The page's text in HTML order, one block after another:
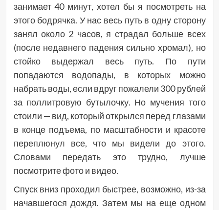
занимает 40 минут, хотел бы я посмотреть на
этого бодрячка. У нас весь путь в одну сторону
занял около 2 часов, я страдал больше всех
(после недавнего падения сильно хромал), но
стойко выдержал весь путь. По пути
попадаются водопады, в которых можно
набрать воды, если вдруг пожалели 300 рублей
за поллитровую бутылочку. Но мучения того
стоили — вид, который открылся перед глазами
в конце подъема, по масштабности и красоте
переплюнул все, что мы видели до этого.
Словами передать это трудно, лучше
посмотрите фото и видео.
Спуск вниз проходил быстрее, возможно, из-за
начавшегося дождя. Затем мы на еще одном